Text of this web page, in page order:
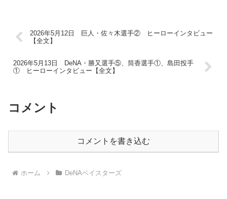
2026年5月12日 巨人・佐々木選手② ヒーローインタビュー
【全文】
2026年5月13日 DeNA・勝又選手⑤、筒香選手①、島田投手
① ヒーローインタビュー【全文】
コメント
コメントを書き込む
ホーム DeNAベイスターズ